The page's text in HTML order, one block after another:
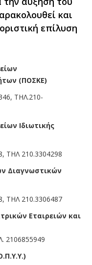
και
επίλυση
(ΠΟΣΚΕ)
ΤΗΛ.210-
Ιδιωτικής
ΤΗΛ 210.3304298
Διαγνωστικών
ΤΗΛ 210.3306487
Εταιρειών και
2106855949